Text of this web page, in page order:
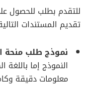
تقديم المستندات
نموذج طلب منحة
النموذج إما باللغة
معلومات دقيقة